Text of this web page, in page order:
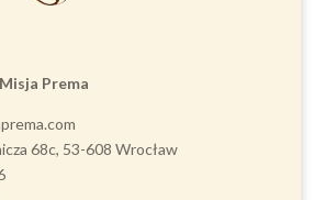
Prema
68c, 53-608 Wrocław